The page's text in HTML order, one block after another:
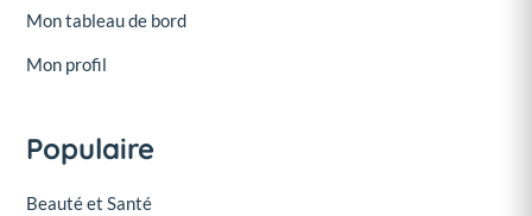
Mon tableau de bord
Mon profil
Populaire
Beauté et Santé